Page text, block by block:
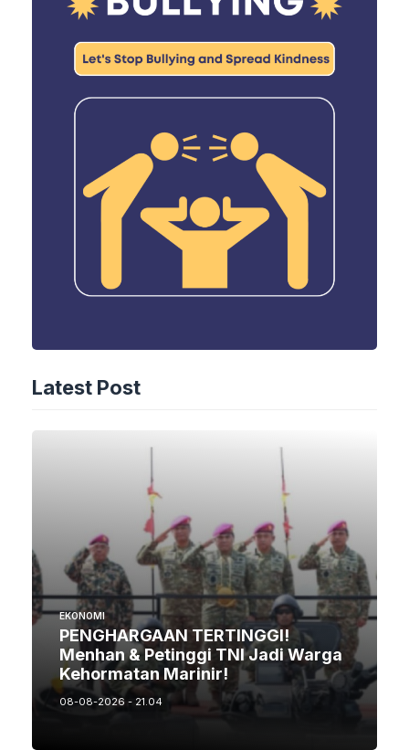
Latest Post
EKONOMI
PENGHARGAAN TERTINGGI!
Menhan & Petinggi TNI Jadi Warga
Kehormatan Marinir!
08-08-2026 - 21.04